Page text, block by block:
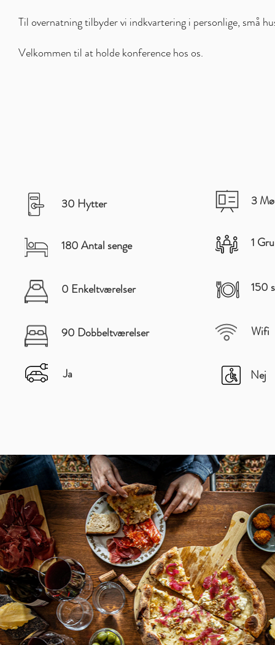
Til overnatning tilbyder vi indkvartering i personlige, små
Velkommen til at holde konference hos os.
Ja Nej
150
Wifi
30 Hytter
180 Antal senge
0 Enkeltværelser
90 Dobbeltværelser
3
1